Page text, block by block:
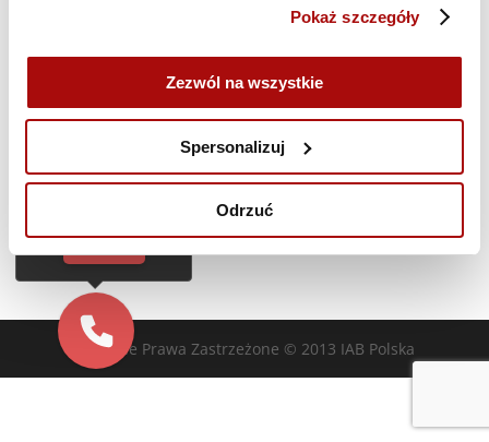
Pokaż szczegóły
Zezwól na wszystkie
Spersonalizuj
Odrzuć
Zasubskrybuj kalendarz
Wszelkie Prawa Zastrzeżone © 2013 IAB Polska
Cześć!
do Ciebie za darmo
TAK